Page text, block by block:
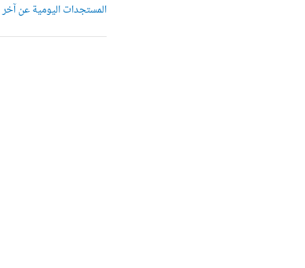
المستجدات اليومية عن آخر